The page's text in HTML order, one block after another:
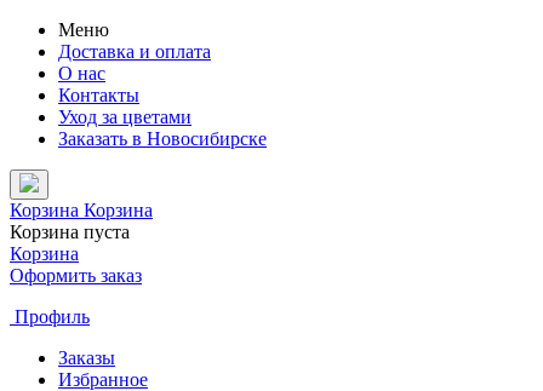
Меню
Доставка и оплата
О нас
Контакты
Уход за цветами
Заказать в Новосибирске
Корзина Корзина
Корзина пуста
Корзина
Оформить заказ
Профиль
Заказы
Избранное